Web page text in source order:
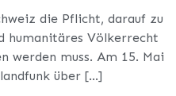
die Pflicht, darauf zu
humanitäres Völkerrecht
werden muss. Am 15. Mai
über […]